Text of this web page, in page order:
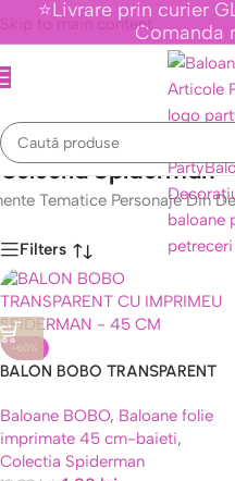
Skip to main content
⭐Livrare prin curier
Comanda
Colectia Spiderman
Tematice Personaje Din
Caută
Filters
-60%
BALON BOBO TRANSPARENT
CM
Baloane BOBO, Baloane folie
imprimate 45 cm-baieti,
Colectia Spiderman